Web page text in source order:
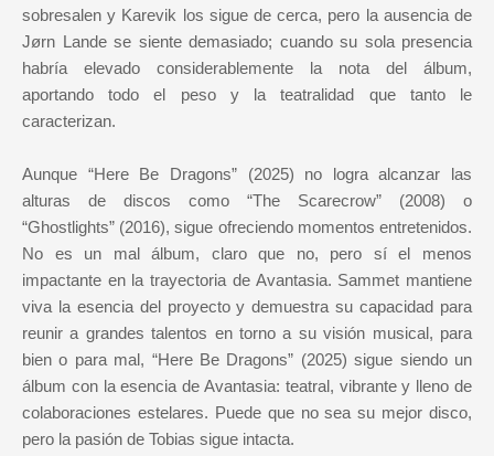
sobresalen y Karevik los sigue de cerca, pero la ausencia de
Jørn Lande se siente demasiado; cuando su sola presencia
habría elevado considerablemente la nota del álbum,
aportando todo el peso y la teatralidad que tanto le
caracterizan.
Aunque “Here Be Dragons” (2025) no logra alcanzar las
alturas de discos como “The Scarecrow” (2008) o
“Ghostlights” (2016), sigue ofreciendo momentos entretenidos.
No es un mal álbum, claro que no, pero sí el menos
impactante en la trayectoria de Avantasia. Sammet mantiene
viva la esencia del proyecto y demuestra su capacidad para
reunir a grandes talentos en torno a su visión musical, para
bien o para mal, “Here Be Dragons” (2025) sigue siendo un
álbum con la esencia de Avantasia: teatral, vibrante y lleno de
colaboraciones estelares. Puede que no sea su mejor disco,
pero la pasión de Tobias sigue intacta.